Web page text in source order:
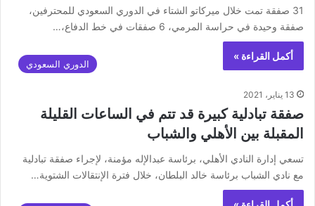
31 صفقة تمت خلال ميركاتو الشتاء في الدوري السعودي للمحترفين،
صفقة وحيدة في حراسة المرمي، 6 صفقات في خط الدفاع،️…
أكمل القراءة »
الدوري السعودي
13 يناير، 2021
صفقة تبادلية كبيرة قد تتم في الساعات القليلة
المقبلة بين الأهلي والشباب
تسعي إدارة النادي الأهلي، برئاسة عبدالإله مؤمنة، لإجراء صفقة تبادلية
مع نادي الشباب برئاسة خالد البلطان، خلال فترة الإنتقالات الشتوية…